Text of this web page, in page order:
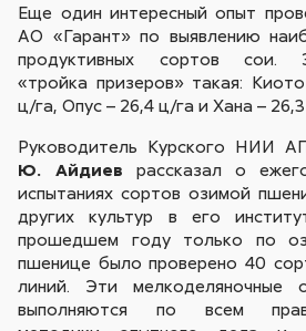
Еще один интересный опыт
АО «Гарант» по выявлению
продуктивных сортов сои.
«тройка призеров» такая:
ц/га, Опус – 26,4 ц/га и Хана –
Руководитель Курского НИИ
Ю. Айдиев рассказал о
испытаниях сортов озимой
других культур в его
прошедшем году только по
пшенице было проверено 40
линий. Эти мелкоделяночные
выполняются по всем